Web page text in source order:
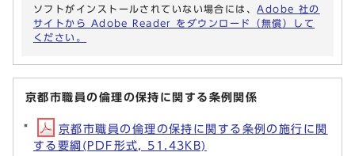
ソフトがインストールされていない場合には、 Adobe 社の
サイトから Adobe Reader をダウンロード（無償）して
ください。
京都市職員の倫理の保持に関する条例関係
京都市職員の倫理の保持に関する条例の施行に関
する要綱(PDF形式, 51.43KB)